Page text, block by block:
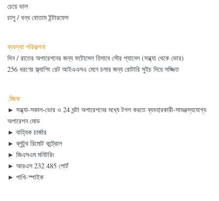
চেয়ে ভাল
চালু / বন্ধ বোতাম ইন্টারফেস
ব্যবস্থা পরিকল্পনা
দিন / রাতের অপারেশনের জন্য ফটোসেল হিসাবে সৌর প্যানেল (সন্ধ্যা থেকে ভোর)
256 ধরণের ফ্ল্যাশিং রেট আইএএলএ মেনে চলার জন্য রোটারি সুইচ দিয়ে সজ্জিত
.চ্ছিক
► সন্ধ্যা-সকাল-ভোর ও 24 ঘন্টা অপারেশনের মধ্যে টগল করতে ব্যবহারকারী-সামঞ্জস্যযোগ্য
অপারেশন মোড
► বাহ্যিক চার্জার
►ব্লুটুথ রিমোট কন্ট্রোল
► জিএসএম মনিটরিং
► আরএস 232 485 পোর্ট
► পাখি-স্পাইক